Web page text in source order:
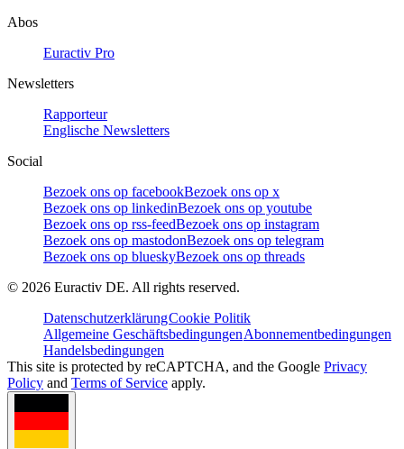
Abos
Euractiv Pro
Newsletters
Rapporteur
Englische Newsletters
Social
Bezoek ons op facebookBezoek ons op x
Bezoek ons op linkedinBezoek ons op youtube
Bezoek ons op rss-feedBezoek ons op instagram
Bezoek ons op mastodonBezoek ons op telegram
Bezoek ons op blueskyBezoek ons op threads
© 2026 Euractiv DE. All rights reserved.
DatenschutzerklärungCookie Politik
Allgemeine GeschäftsbedingungenAbonnementbedingungen
Handelsbedingungen
This site is protected by reCAPTCHA, and the Google Privacy
Policy and Terms of Service apply.